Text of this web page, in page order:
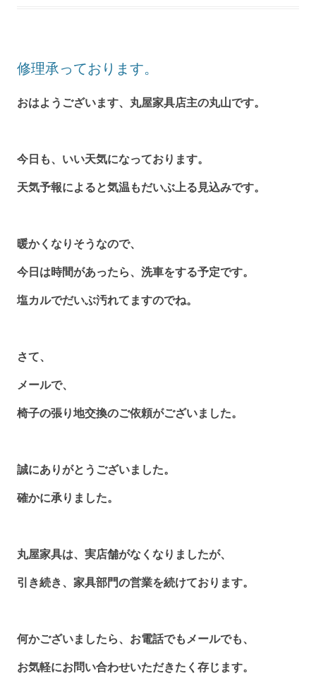
修理承っております。
おはようございます、丸屋家具店主の丸山です。
今日も、いい天気になっております。
天気予報によると気温もだいぶ上る見込みです。
暖かくなりそうなので、
今日は時間があったら、洗車をする予定です。
塩カルでだいぶ汚れてますのでね。
さて、
メールで、
椅子の張り地交換のご依頼がございました。
誠にありがとうございました。
確かに承りました。
丸屋家具は、実店舗がなくなりましたが、
引き続き、家具部門の営業を続けております。
何かございましたら、お電話でもメールでも、
お気軽にお問い合わせいただきたく存じます。